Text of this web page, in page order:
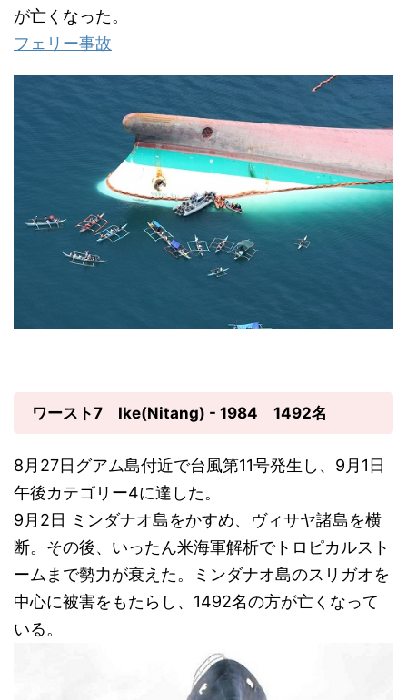
が亡くなった。
フェリー事故
ワースト7 Ike(Nitang) - 1984 1492名
8月27日グアム島付近で台風第11号発生し、9月1日
午後カテゴリー4に達した。
9月2日 ミンダナオ島をかすめ、ヴィサヤ諸島を横
断。その後、いったん米海軍解析でトロピカルスト
ームまで勢力が衰えた。ミンダナオ島のスリガオを
中心に被害をもたらし、1492名の方が亡くなって
いる。